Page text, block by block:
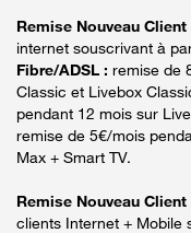
Remise Nouveau
internet souscrivant à
Fibre/ADSL : remise de
Classic et Livebox
pendant 12 mois sur
remise de 5€/mois
Max + Smart TV.
Remise Nouveau
clients Internet + Mobile